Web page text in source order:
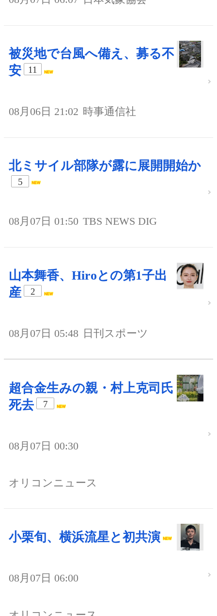
被災地で台風へ備え、募る不
安
11
08月06日 21:02 時事通信社
北ミサイル部隊が露に展開開始か
5
08月07日 01:50 TBS NEWS DIG
山本舞香、Hiroとの第1子出
産
2
08月07日 05:48 日刊スポーツ
超合金生みの親・村上克司氏
死去
7
08月07日 00:30
オリコンニュース
小栗旬、横浜流星と初共演
08月07日 06:00